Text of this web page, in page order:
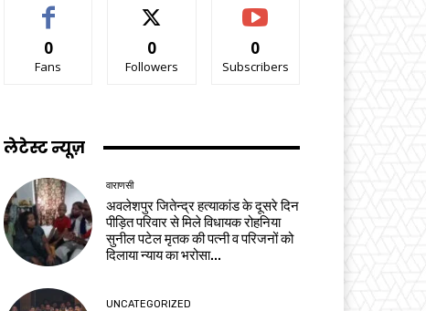
0
Fans
0
Followers
0
Subscribers
लेटेस्ट न्यूज़
वाराणसी
अवलेशपुर जितेन्द्र हत्याकांड के दूसरे दिन
पीड़ित परिवार से मिले विधायक रोहनिया
सुनील पटेल मृतक की पत्नी व परिजनों को
दिलाया न्याय का भरोसा...
UNCATEGORIZED